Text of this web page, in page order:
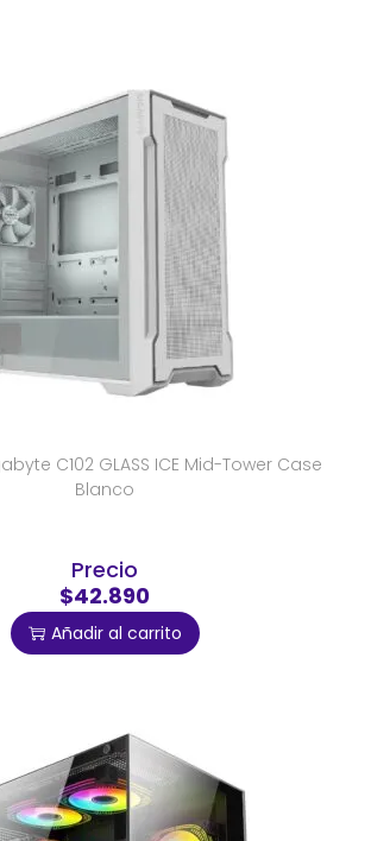
C102 GLASS ICE Mid-Tower Case
Blanco
Precio
$42.890
Añadir al carrito